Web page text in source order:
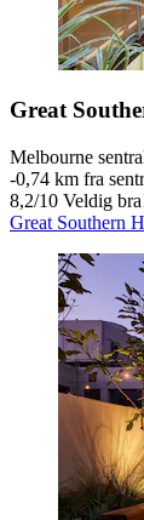
Great
Melbourne
‐0,74 km fra
8,2/10 Veldig
Great Southern